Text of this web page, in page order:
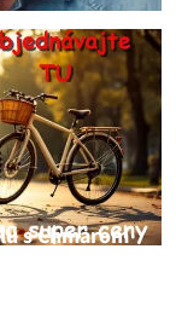
s Chmarom